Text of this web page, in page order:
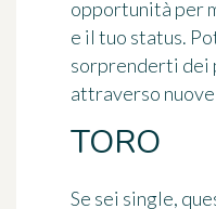
opportunità per
e il tuo status.
sorprenderti dei
attraverso
TORO
Se sei single,